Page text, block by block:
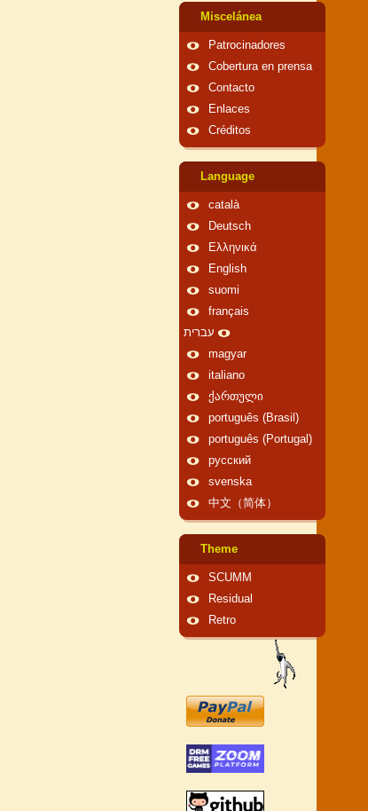
Miscelánea
Patrocinadores
Cobertura en prensa
Contacto
Enlaces
Créditos
Language
català
Deutsch
Ελληνικά
English
suomi
français
עברית
magyar
italiano
ქართული
português (Brasil)
português (Portugal)
русский
svenska
中文（简体）
Theme
SCUMM
Residual
Retro